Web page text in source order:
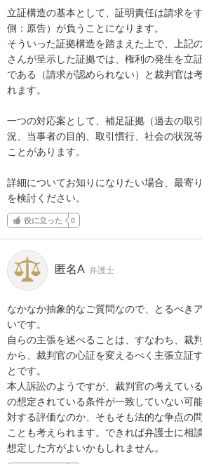
立証構造の基本として、証明責任は請求を
側：原告）が負うことになります。
そういった証拠構造を踏まえた上で、上記
さんが呈示した証拠では、権利の発生を立
である（請求が認められない）と裁判官は
れます。
一つの対応案として、補足証拠（過去の取
況、当事者の目的、取引慣行、社会の状況
ことがあります。
詳細についてお知りになりたい場合、最寄
を検討ください。
役に立った 0
匿名A 弁護士
なかなか抽象的なご質問なので、とるべき
いです。
自らの主張を述べることは、すなわち、裁
から、裁判官の心証を変えるべく主張立証
とです。
本人訴訟のようですが、裁判官の考えてい
の想定されている条件が一致していない可
対する評価なのか、そもそも法的な争点の
ことも考えられます。できれば弁護士に相
想定した方がよいかもしれません。